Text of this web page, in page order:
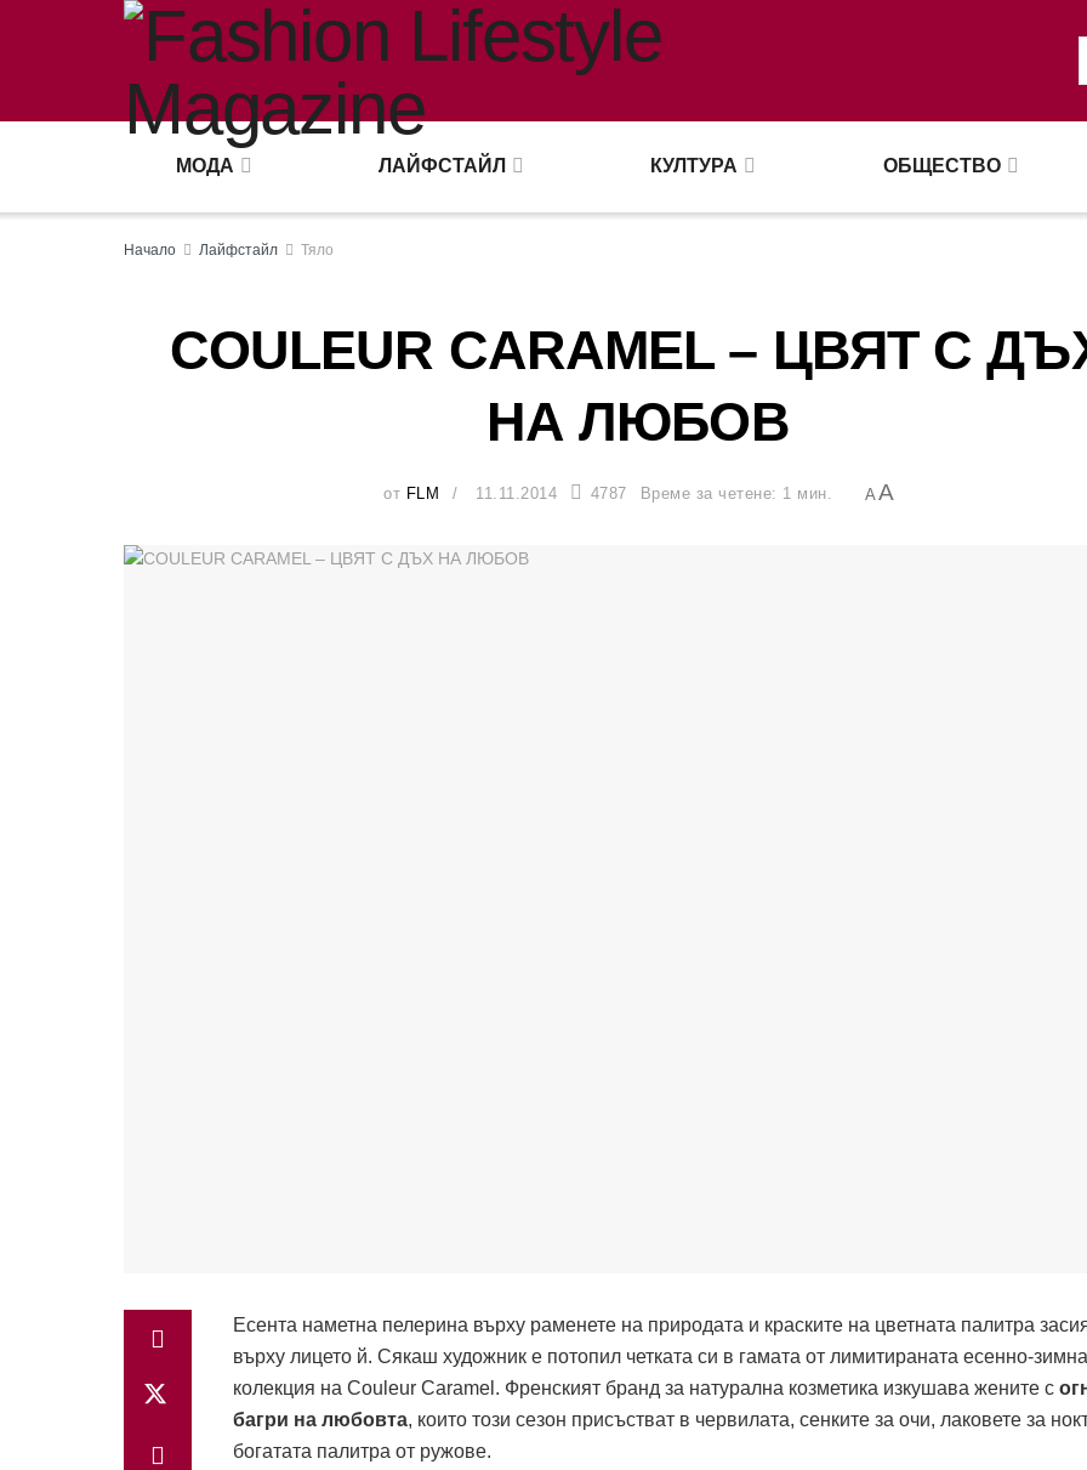
МОДА ЛАЙФСТАЙЛ КУЛТУРА ОБЩЕСТВО
Начало Лайфстайл Тяло
COULEUR CARAMEL – ЦВЯТ С
НА ЛЮБОВ
от FLM 11.11.2014 4787 Време за четене: 1 мин. AA
Есента наметна пелерина върху раменете на природата и краските на цветната палитра
върху лицето й. Сякаш художник е потопил четката си в гамата от лимитираната есенно-зимна
колекция на Couleur Caramel. Френският бранд за натурална козметика изкушава жените с
багри на любовта, които този сезон присъстват в червилата, сенките за очи, лаковете за
богатата палитра от ружове.